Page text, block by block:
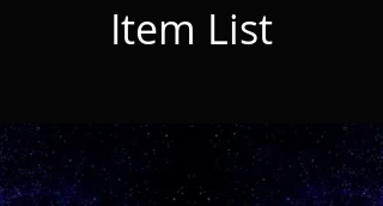
Item List